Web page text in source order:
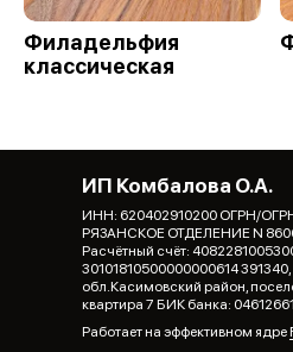
Филадельфия
классическая
ИП Комбалова О.А.
ИНН: 620402910200 ОГРН/
РЯЗАНСКОЕ ОТДЕЛЕНИЕ N
Расчётный счёт:
30101810500000000614 391340,
обл.Касимовский район,
квартира 7 БИК банка:
Работает на эффективном ядре